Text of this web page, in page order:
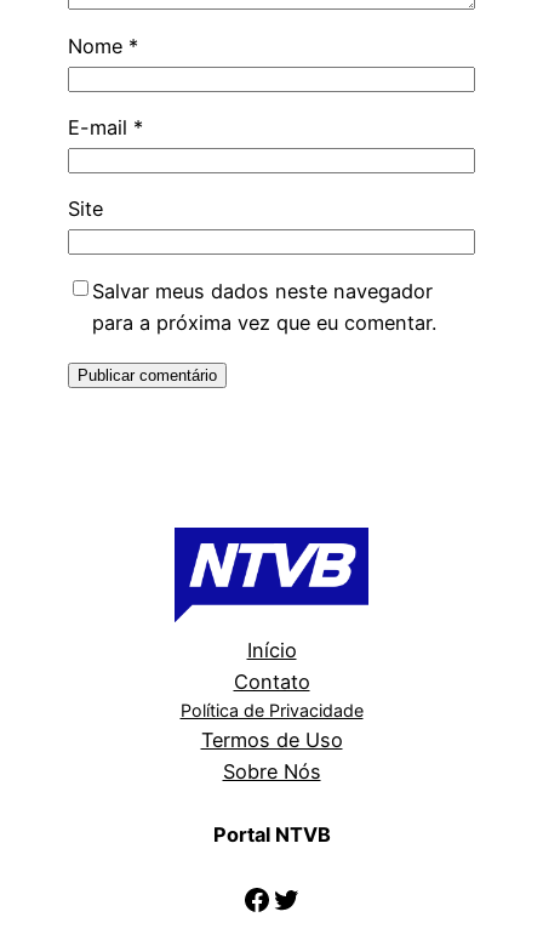
Nome *
E-mail *
Site
Salvar meus dados neste navegador
para a próxima vez que eu comentar.
Início
Contato
Política de Privacidade
Termos de Uso
Sobre Nós
Portal NTVB
Facebook
Twitter